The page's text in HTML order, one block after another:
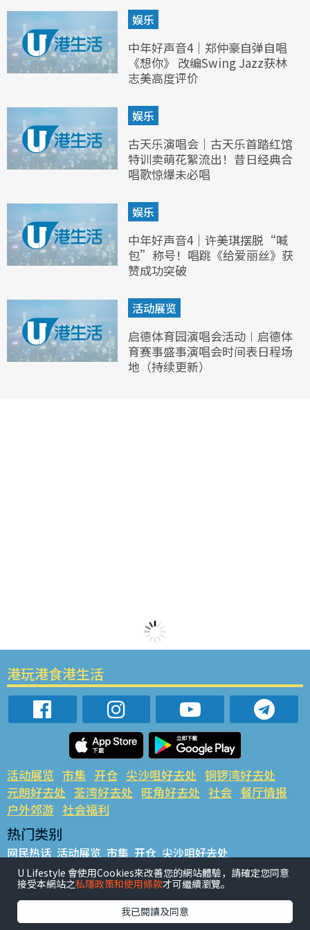
娱乐
中年好声音4｜郑仲豪自弹自唱
《想你》 改编Swing Jazz获林
志美高度评价
娱乐
古天乐演唱会｜古天乐首踏红馆
特训卖萌花絮流出！昔日经典合
唱歌惊爆未必唱
娱乐
中年好声音4｜许美琪摆脱“喊
包”称号！唱跳《给爱丽丝》获
赞成功突破
活动展览
启德体育园演唱会活动︱启德体
育赛事盛事演唱会时间表日程场
地（持续更新）
港玩港食港生活
活动展览 市集 开仓 尖沙咀好去处 铜锣湾好去处
元朗好去处 荃湾好去处 旺角好去处 社会 餐厅情报
户外郊游 社会福利
热门类别
网民热话 活动展览 市集 开仓 尖沙咀好去处
铜锣湾好去处 元朗好去处 荃湾好去处 旺角好去处 社会
餐厅情报 户外郊游
热门标签
U Lifestyle 會使用Cookies來改善您的網站體驗，請確定您同意
接受本網站之私隱政策和使用條款才可繼續瀏覽。
我已閱讀及同意